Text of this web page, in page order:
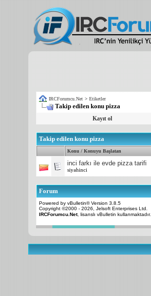
IRCForumcu.Net > Etiketler
Takip edilen konu pizza
Kayıt ol
Takip edilen konu pizza
Konu / Konuyu Başlatan
inci farkı ile evde pizza tarifi
siyahinci
Forum
Powered by vBulletin® Version 3.8.5
Copyright ©2000 - 2026, Jelsoft Enterprises Ltd.
IRCForumcu.Net, lisanslı vBulletin kullanmaktadır.